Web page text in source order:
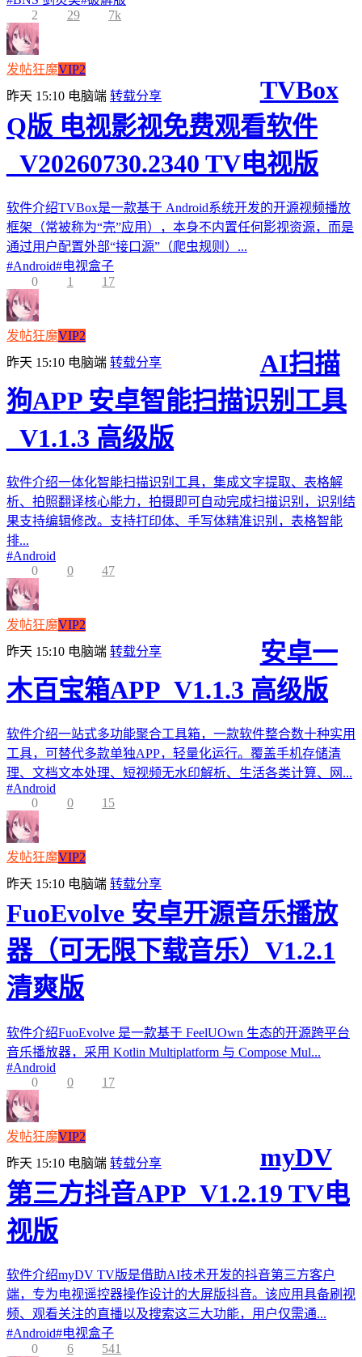
2
29 7k
发帖狂魔VIP2
昨天 15:10 电脑端 转载分享
TVBox
Q版 电视影视免费观看软件
_V20260730.2340 TV电视版
软件介绍TVBox是一款基于 Android系统开发的开源视频播放
框架（常被称为“壳”应用），本身不内置任何影视资源，而是
通过用户配置外部“接口源”（爬虫规则）...
#Android#电视盒子
0
1 17
发帖狂魔VIP2
昨天 15:10 电脑端 转载分享
AI扫描
狗APP 安卓智能扫描识别工具
_V1.1.3 高级版
软件介绍一体化智能扫描识别工具，集成文字提取、表格解
析、拍照翻译核心能力，拍摄即可自动完成扫描识别，识别结
果支持编辑修改。支持打印体、手写体精准识别，表格智能
排...
#Android
0
0 47
发帖狂魔VIP2
昨天 15:10 电脑端 转载分享
安卓一
木百宝箱APP_V1.1.3 高级版
软件介绍一站式多功能聚合工具箱，一款软件整合数十种实用
工具，可替代多款单独APP，轻量化运行。覆盖手机存储清
理、文档文本处理、短视频无水印解析、生活各类计算、网...
#Android
0
0 15
发帖狂魔VIP2
昨天 15:10 电脑端 转载分享
FuoEvolve 安卓开源音乐播放
器（可无限下载音乐）V1.2.1
清爽版
软件介绍FuoEvolve 是一款基于 FeelUOwn 生态的开源跨平台
音乐播放器，采用 Kotlin Multiplatform 与 Compose Mul...
#Android
0
0 17
发帖狂魔VIP2
昨天 15:10 电脑端 转载分享
myDV
第三方抖音APP_V1.2.19 TV电
视版
软件介绍myDV TV版是借助AI技术开发的抖音第三方客户
端，专为电视遥控器操作设计的大屏版抖音。该应用具备刷视
频、观看关注的直播以及搜索这三大功能，用户仅需通...
#Android#电视盒子
0
6 541